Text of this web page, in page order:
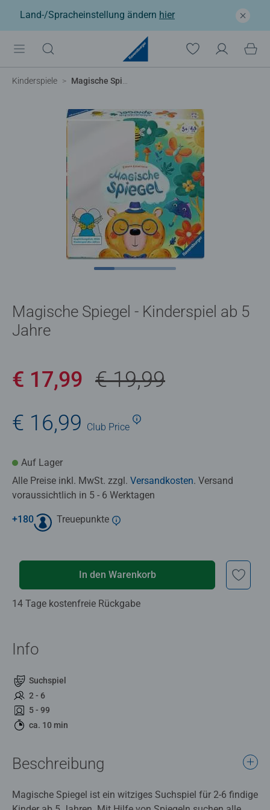
Land-/Spracheinstellung ändern hier
Kinderspiele Magische Spiegel
Magische Spiegel - Kinderspiel ab 5
Jahre
€ 17,99 € 19,99
€ 16,99 Club Price
Auf Lager
Alle Preise inkl. MwSt. zzgl. Versandkosten. Versand
voraussichtlich in 5 - 6 Werktagen
+180 Treuepunkte
In den Warenkorb
14 Tage kostenfreie Rückgabe
Info
Suchspiel
2 - 6
5 - 99
ca. 10 min
Beschreibung
Magische Spiegel ist ein witziges Suchspiel für 2-6 findige